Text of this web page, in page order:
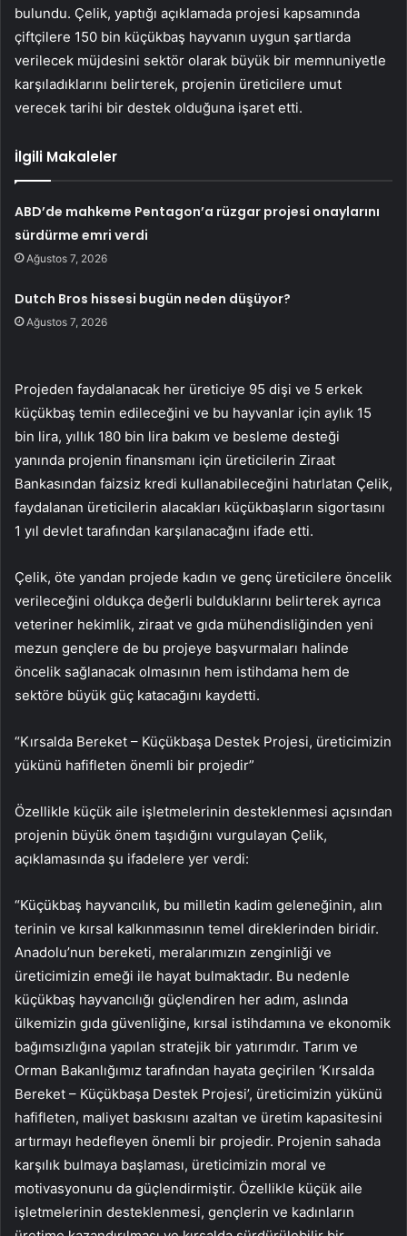
bulundu. Çelik, yaptığı açıklamada projesi kapsamında
çiftçilere 150 bin küçükbaş hayvanın uygun şartlarda
verilecek müjdesini sektör olarak büyük bir memnuniyetle
karşıladıklarını belirterek, projenin üreticilere umut
verecek tarihi bir destek olduğuna işaret etti.
İlgili Makaleler
ABD’de mahkeme Pentagon’a rüzgar projesi onaylarını
sürdürme emri verdi
Ağustos 7, 2026
Dutch Bros hissesi bugün neden düşüyor?
Ağustos 7, 2026
Projeden faydalanacak her üreticiye 95 dişi ve 5 erkek
küçükbaş temin edileceğini ve bu hayvanlar için aylık 15
bin lira, yıllık 180 bin lira bakım ve besleme desteği
yanında projenin finansmanı için üreticilerin Ziraat
Bankasından faizsiz kredi kullanabileceğini hatırlatan Çelik,
faydalanan üreticilerin alacakları küçükbaşların sigortasını
1 yıl devlet tarafından karşılanacağını ifade etti.
Çelik, öte yandan projede kadın ve genç üreticilere öncelik
verileceğini oldukça değerli bulduklarını belirterek ayrıca
veteriner hekimlik, ziraat ve gıda mühendisliğinden yeni
mezun gençlere de bu projeye başvurmaları halinde
öncelik sağlanacak olmasının hem istihdama hem de
sektöre büyük güç katacağını kaydetti.
“Kırsalda Bereket – Küçükbaşa Destek Projesi, üreticimizin
yükünü hafifleten önemli bir projedir”
Özellikle küçük aile işletmelerinin desteklenmesi açısından
projenin büyük önem taşıdığını vurgulayan Çelik,
açıklamasında şu ifadelere yer verdi:
“Küçükbaş hayvancılık, bu milletin kadim geleneğinin, alın
terinin ve kırsal kalkınmasının temel direklerinden biridir.
Anadolu’nun bereketi, meralarımızın zenginliği ve
üreticimizin emeği ile hayat bulmaktadır. Bu nedenle
küçükbaş hayvancılığı güçlendiren her adım, aslında
ülkemizin gıda güvenliğine, kırsal istihdamına ve ekonomik
bağımsızlığına yapılan stratejik bir yatırımdır. Tarım ve
Orman Bakanlığımız tarafından hayata geçirilen ‘Kırsalda
Bereket – Küçükbaşa Destek Projesi’, üreticimizin yükünü
hafifleten, maliyet baskısını azaltan ve üretim kapasitesini
artırmayı hedefleyen önemli bir projedir. Projenin sahada
karşılık bulmaya başlaması, üreticimizin moral ve
motivasyonunu da güçlendirmiştir. Özellikle küçük aile
işletmelerinin desteklenmesi, gençlerin ve kadınların